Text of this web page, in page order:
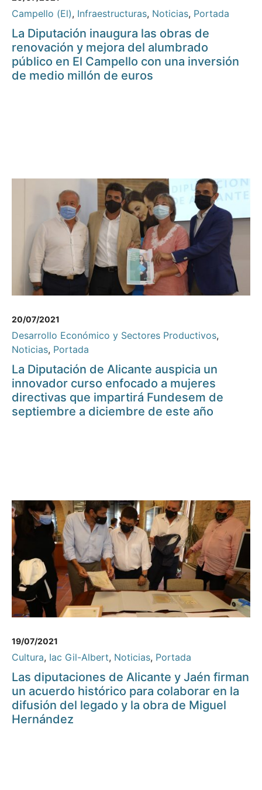
Campello (El), Infraestructuras, Noticias, Portada
La Diputación inaugura las obras de
renovación y mejora del alumbrado
público en El Campello con una inversión
de medio millón de euros
20/07/2021
Desarrollo Económico y Sectores Productivos,
Noticias, Portada
La Diputación de Alicante auspicia un
innovador curso enfocado a mujeres
directivas que impartirá Fundesem de
septiembre a diciembre de este año
19/07/2021
Cultura, Iac Gil-Albert, Noticias, Portada
Las diputaciones de Alicante y Jaén firman
un acuerdo histórico para colaborar en la
difusión del legado y la obra de Miguel
Hernández